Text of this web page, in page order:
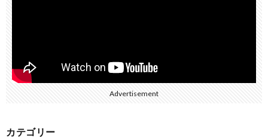
Advertisement
カテゴリー